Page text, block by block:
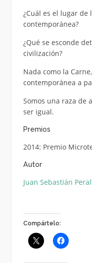
¿Cuál es el lugar
contemporánea?
¿Qué se esconde
civilización?
Nada como la
contemporánea a
Somos una raza de
ser igual.
Premios
2014: Premio
Autor
Juan Sebastián
Compártelo: